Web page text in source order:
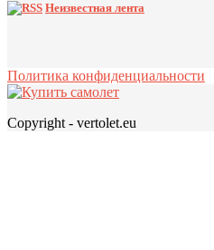
Неизвестная лента
Политика конфиденциальности
Copyright - vertolet.eu